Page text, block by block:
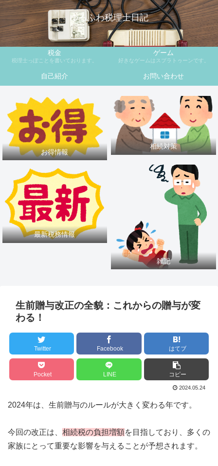
ゆるふわ税理士日記
税金
税理士っぽことを書いております。
ゲーム
好きなゲームはスプラトゥーンです。
自己紹介 お問い合わせ
お得情報
相続対策
最新税務情報
雑記
生前贈与改正の全貌：これからの贈与が変
わる！
Twitter Facebook はてブ
Pocket LINE コピー
2024.05.24
2024年は、生前贈与のルールが大きく変わる年です。
今回の改正は、 相続税の負担増額を目指しており、多くの
家族にとって重要な影響を与えることが予想されます。